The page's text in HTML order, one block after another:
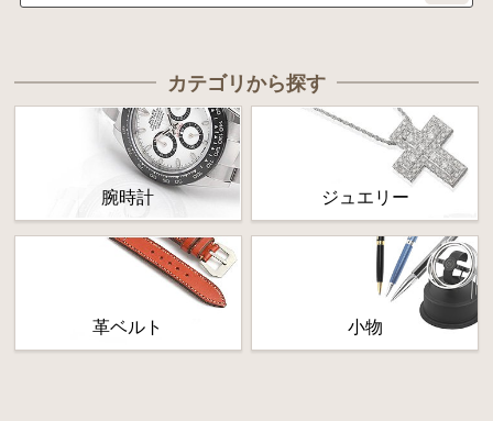
カテゴリから探す
腕時計 ジュエリー
革ベルト 小物